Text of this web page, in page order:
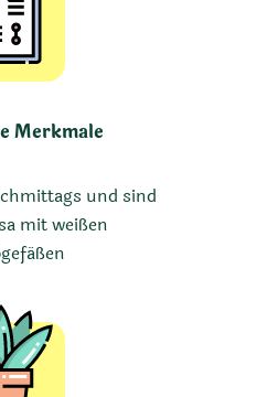
Merkmale
und sind
mit weißen